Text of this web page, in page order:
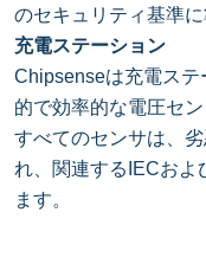
のセキュリティ基準
充電ステーション
Chipsenseは充電ス
的で効率的な電圧セ
すべてのセンサは、
れ、関連するIECおよ
ます。